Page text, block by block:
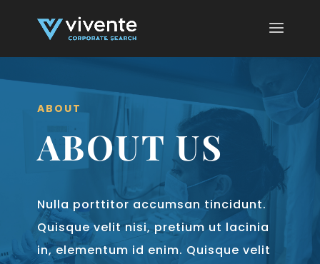
ABOUT
ABOUT US
Nulla porttitor accumsan tincidunt.
Quisque velit nisi, pretium ut lacinia
in, elementum id enim. Quisque velit